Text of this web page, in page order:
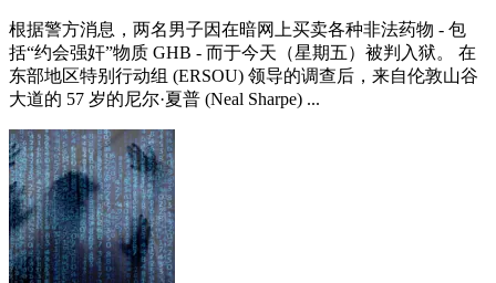
根据警方消息，两名男子因在暗网上买卖各种非法药物 - 包
括“约会强奸”物质 GHB - 而于今天（星期五）被判入狱。 在
东部地区特别行动组 (ERSOU) 领导的调查后，来自伦敦山谷
大道的 57 岁的尼尔·夏普 (Neal Sharpe) ...